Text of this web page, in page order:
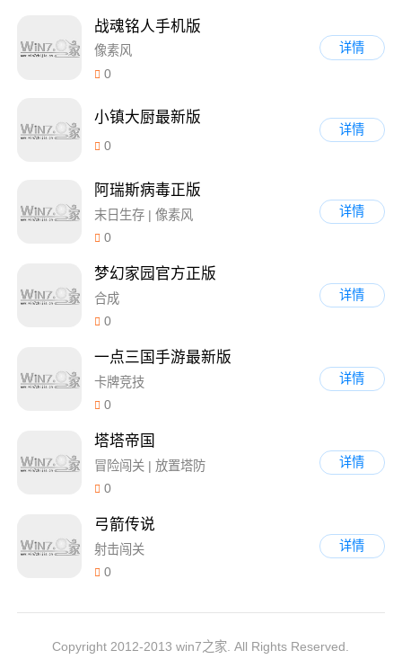
战魂铭人手机版
像素风
0
详情
小镇大厨最新版
0
详情
阿瑞斯病毒正版
末日生存 | 像素风
0
详情
梦幻家园官方正版
合成
0
详情
一点三国手游最新版
卡牌竞技
0
详情
塔塔帝国
冒险闯关 | 放置塔防
0
详情
弓箭传说
射击闯关
0
详情
Copyright 2012-2013 win7之家. All Rights Reserved.